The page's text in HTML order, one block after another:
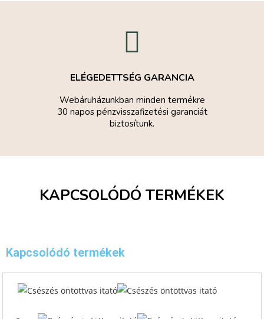
ELÉGEDETTSÉG GARANCIA
Webáruházunkban minden termékre
30 napos pénzvisszafizetési garanciát
biztosítunk.
KAPCSOLÓDÓ TERMÉKEK
Kapcsolódó termékek